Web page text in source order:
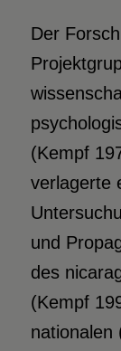
Der
(Kempf
verlagerte
und
des
(Kempf
nationalen